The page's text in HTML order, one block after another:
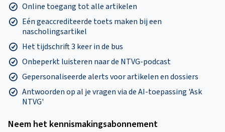
Online toegang tot alle artikelen
Eén geaccrediteerde toets maken bij een
nascholingsartikel
Het tijdschrift 3 keer in de bus
Onbeperkt luisteren naar de NTVG-podcast
Gepersonaliseerde alerts voor artikelen en dossiers
Antwoorden op al je vragen via de AI-toepassing 'Ask
NTVG'
Neem het kennismakings­abonnement